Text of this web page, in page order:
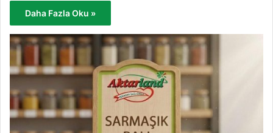
Daha Fazla Oku »